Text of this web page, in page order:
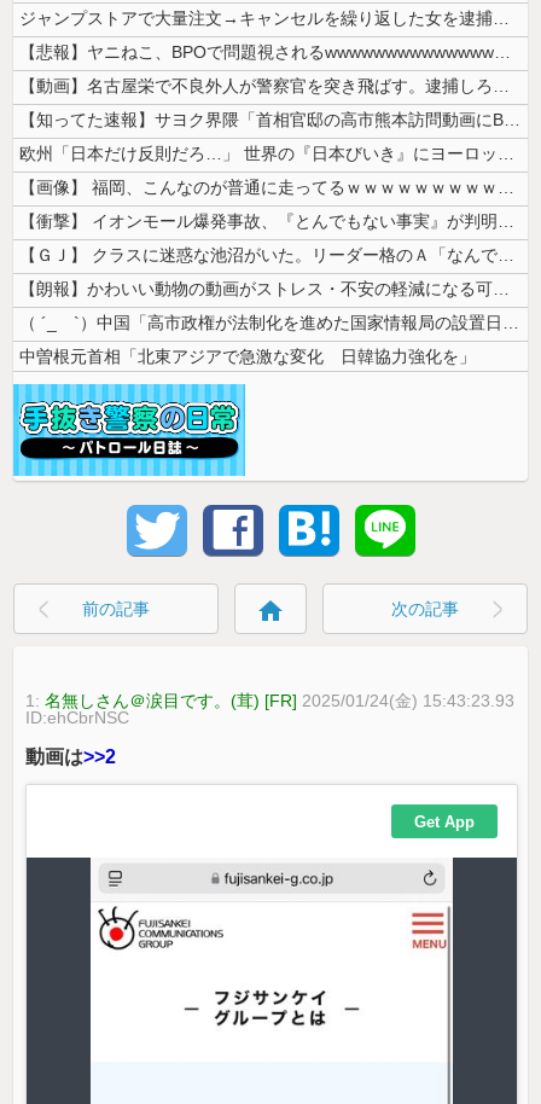
ジャンプストアで大量注文→キャンセルを繰り返した女を逮捕 「注文で欲求...
【悲報】ヤニねこ、BPOで問題視されるwwwwwwwwwwwwwwww...
【動画】名古屋栄で不良外人が警察官を突き飛ばす。逮捕しろやｗｗｗ
【知ってた速報】サヨク界隈「首相官邸の高市熊本訪問動画にBGMが付いて...
欧州「日本だけ反則だろ…」 世界の『日本びいき』にヨーロッパ全土から不...
【画像】 福岡、こんなのが普通に走ってるｗｗｗｗｗｗｗｗｗｗｗｗｗｗｗ...
【衝撃】 イオンモール爆発事故、『とんでもない事実』が判明してしまう・...
【ＧＪ】 クラスに迷惑な池沼がいた。リーダー格のＡ「なんで支援学級に入...
【朗報】かわいい動物の動画がストレス・不安の軽減になる可能性。英大学の...
（ ´_ゝ`）中国「高市政権が法制化を進めた国家情報局の設置日が7月3...
中曽根元首相「北東アジアで急激な変化 日韓協力強化を」
前の記事 home 次の記事
1:名無しさん＠涙目です。(茸) [FR] 2025/01/24(金) 15:43:23.93
ID:ehCbrNSC
動画は>>2